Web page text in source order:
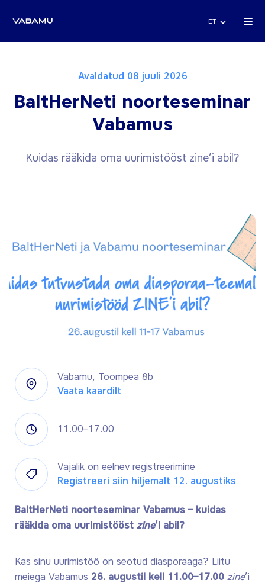
ET
Avaldatud 08 juuli 2026
BaltHerNeti noorteseminar
Vabamus
Kuidas rääkida oma uurimistööst zine’i abil?
Vabamu, Toompea 8b
Vaata kaardilt
11.00–17.00
Vajalik on eelnev registreerimine
Registreeri siin hiljemalt 12. augustiks
BaltHerNeti noorteseminar Vabamus – kuidas
rääkida oma uurimistööst zine’i abil?
Kas sinu uurimistöö on seotud diasporaaga? Liitu
meiega Vabamus 26. augustil kell 11.00–17.00 zine’i